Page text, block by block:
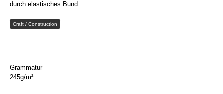
durch elastisches Bund.
Craft / Construction
Grammatur
245g/m²